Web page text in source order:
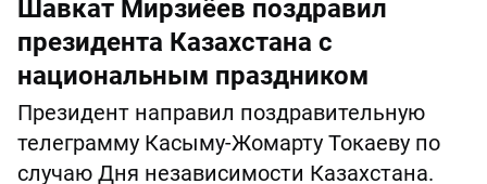
Шавкат Мирзиёев поздравил
президента Казахстана с
национальным праздником
Президент направил поздравительную
телеграмму Касыму-Жомарту Токаеву по
случаю Дня независимости Казахстана.